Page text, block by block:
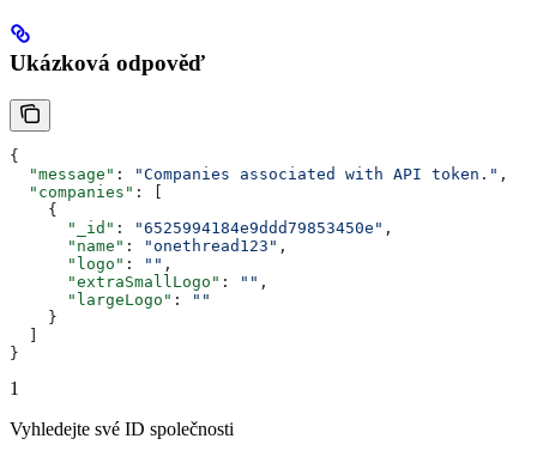
Ukázková odpověď
{
  "message"
: "Companies associated with API token." ,
  "companies"
: [
    {
      "_id"
: "6525994184e9ddd79853450e" ,
      "name"
: "onethread123" ,
      "logo"
: "" ,
      "extraSmallLogo"
: "" ,
      "largeLogo"
:
""
    }
}
1
Vyhledejte své ID společnosti